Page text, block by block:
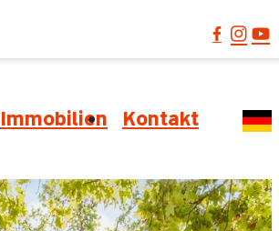
Immobilien Kontakt